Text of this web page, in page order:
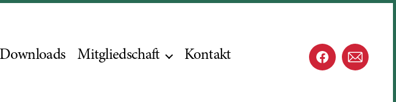
Downloads Mitgliedschaft Kontakt
E-